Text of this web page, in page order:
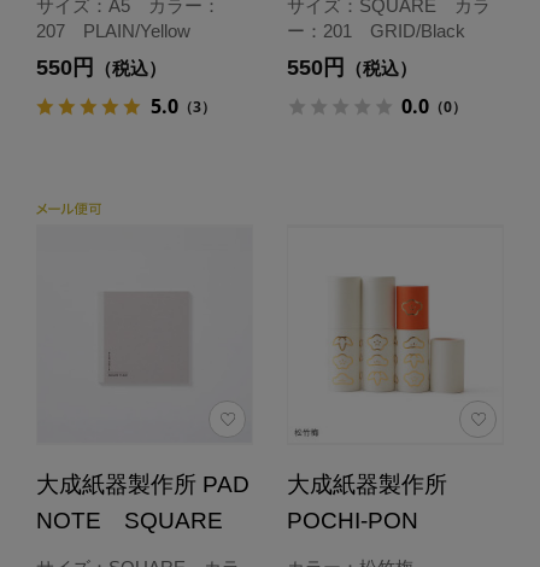
サイズ：A5 カラー：
207 PLAIN/Yellow
550円 （税込）
5.0（3）
サイズ：SQUARE カラ
ー：201 GRID/Black
550円 （税込）
0.0（0）
大成紙器製作所 PAD
NOTE SQUARE
大成紙器製作所
POCHI-PON